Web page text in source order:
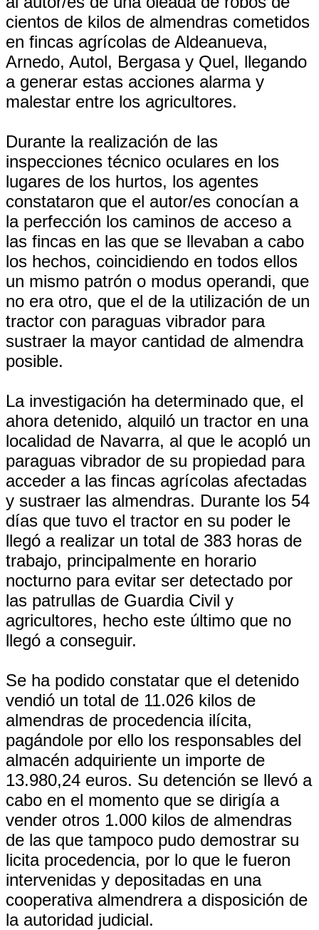
cientos de kilos de almendras cometidos
en fincas agrícolas de Aldeanueva,
Arnedo, Autol, Bergasa y Quel, llegando
a generar estas acciones alarma y
malestar entre los agricultores.
Durante la realización de las
inspecciones técnico oculares en los
lugares de los hurtos, los agentes
constataron que el autor/es conocían a
la perfección los caminos de acceso a
las fincas en las que se llevaban a cabo
los hechos, coincidiendo en todos ellos
un mismo patrón o modus operandi, que
no era otro, que el de la utilización de un
tractor con paraguas vibrador para
sustraer la mayor cantidad de almendra
posible.
La investigación ha determinado que, el
ahora detenido, alquiló un tractor en una
localidad de Navarra, al que le acopló un
paraguas vibrador de su propiedad para
acceder a las fincas agrícolas afectadas
y sustraer las almendras. Durante los 54
días que tuvo el tractor en su poder le
llegó a realizar un total de 383 horas de
trabajo, principalmente en horario
nocturno para evitar ser detectado por
las patrullas de Guardia Civil y
agricultores, hecho este último que no
llegó a conseguir.
Se ha podido constatar que el detenido
vendió un total de 11.026 kilos de
almendras de procedencia ilícita,
pagándole por ello los responsables del
almacén adquiriente un importe de
13.980,24 euros. Su detención se llevó a
cabo en el momento que se dirigía a
vender otros 1.000 kilos de almendras
de las que tampoco pudo demostrar su
licita procedencia, por lo que le fueron
intervenidas y depositadas en una
cooperativa almendrera a disposición de
la autoridad judicial.